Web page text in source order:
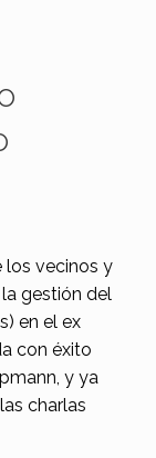
los vecinos y
gestión del
en el ex
con éxito
y ya
charlas